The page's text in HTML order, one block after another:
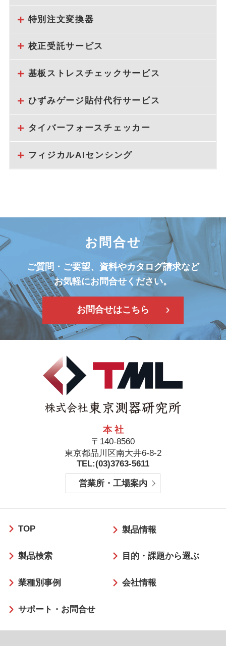
特別注文変換器
校正受託サービス
基板ストレスチェックサービス
ひずみゲージ貼付代行サービス
タイバーフォースチェッカー
フィジカルAIセンシング
お問合せ
ご質問・ご要望、資料やカタログ請求など
お気軽にお問合せください。
お問合せはこちら
本 社
〒140-8560
東京都品川区南大井6-8-2
TEL:(03)3763-5611
営業所・工場案内
ッ
ー
TOP 製品情報
製品検索 目的・課題から選ぶ
業種別事例 会社情報
サポート・お問合せ